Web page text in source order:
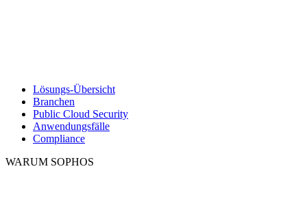
Lösungs-Übersicht
Branchen
Public Cloud Security
Anwendungsfälle
Compliance
WARUM SOPHOS